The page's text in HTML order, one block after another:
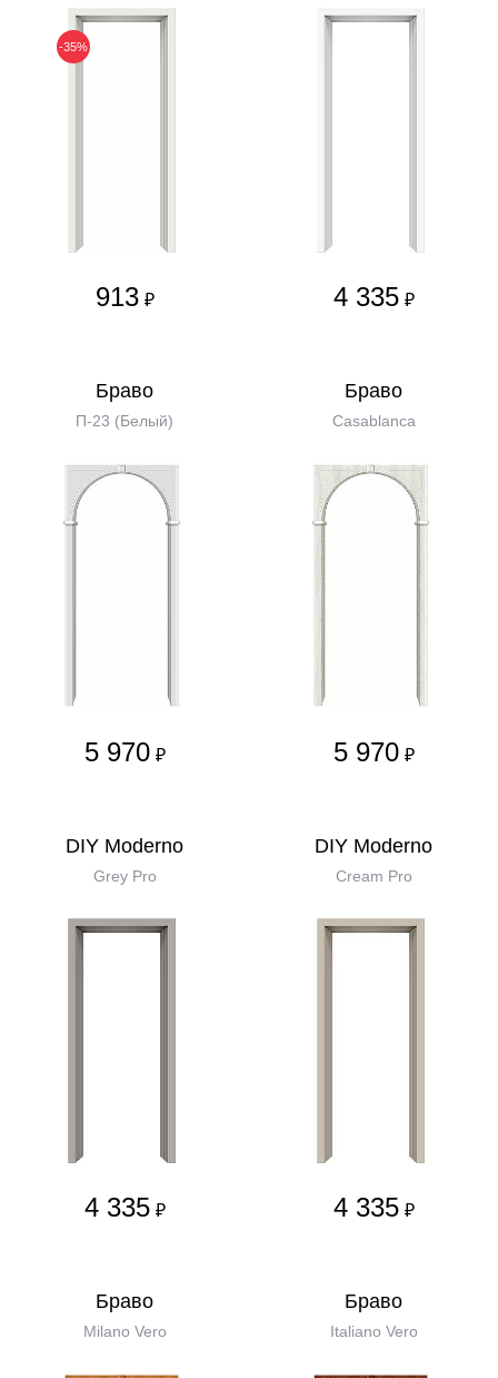
-35%
913 ₽ 4 335 ₽
Бравo
П-23 (Белый)
5 970 ₽
Бравo
Casablanca
5 970 ₽
DIY Moderno
Grey Pro
4 335 ₽
DIY Moderno
Cream Pro
4 335 ₽
Бравo
Milano Vero
Бравo
Italiano Vero